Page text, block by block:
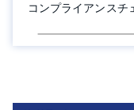
コンプライアンスチ